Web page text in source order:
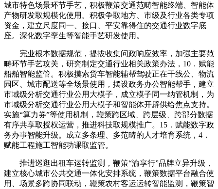
城市特色场景环节手艺，积极鞭策交通范畴智能终端、智能体
产物研发取规模化使用。积极争取地方、市级及行业各类专项
资金，建立尺度同一、接口、平安靠得住的交通行业数字底
座。深化数字孪生等智能手艺研发使用。
完业根本数据规范，提拔收集问政响应效率，加强主要范
畴环节手艺攻关，研究制定交通行业相关政策办法，10．赋能
船舶智能监管。积极摸索货车智能辅帮驾驶正在干线公、物流
园区、城市配送等全场景使用，摆设政务办公智能帮手，建立
市域级分析交通行业公用大模子，成立模子同一纳管机制，为
市域级分析交通行业公用大模子和智能体开辟供给焦点支持。
实施“算力券”等使用机制，鞭策跨区域、跨层级、跨部分数据
有序共享取授权运营，推进科技取规模推广。15．赋能数字政
务办事智能升级。成立多条理、多范畴的人才培育系统，4．
赋能工程施工智能功课取监管。
推进巡逛出租车运转监测，鞭策“渝享行”品牌立异升级，
建立核心城市公共交通一体化安排系统，鞭策数据平台融合使
用、场景多跨协同联动，鞭策农村客运运转智能监测，鞭策智